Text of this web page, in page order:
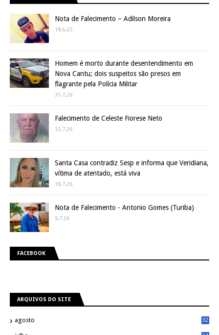
Nota de Falecimento – Adilson Moreira
18.6.25
Homem é morto durante desentendimento em
Nova Cantu; dois suspeitos são presos em
flagrante pela Polícia Militar
31.7.26
Falecimento de Celeste Fiorese Neto
12.7.26
Santa Casa contradiz Sesp e informa que Veridiana,
vítima de atentado, está viva
18.7.26
Nota de Falecimento - Antonio Gomes (Turiba)
9.7.26
FACEBOOK
ARQUIVOS DO SITE
agosto 32